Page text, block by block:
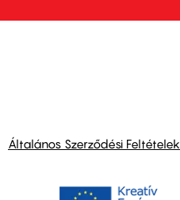
Általános Szerződési Feltételek